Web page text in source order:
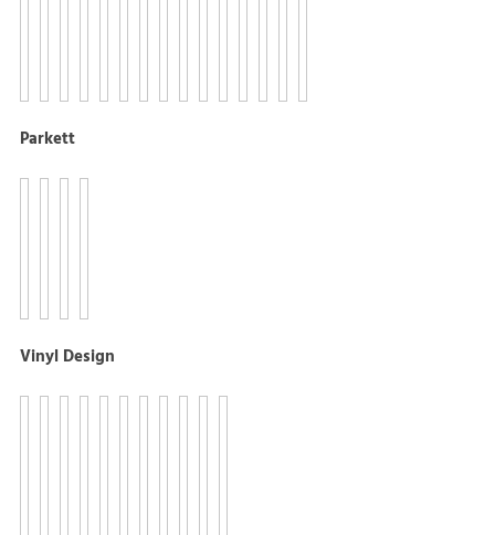
Parkett
Vinyl Design